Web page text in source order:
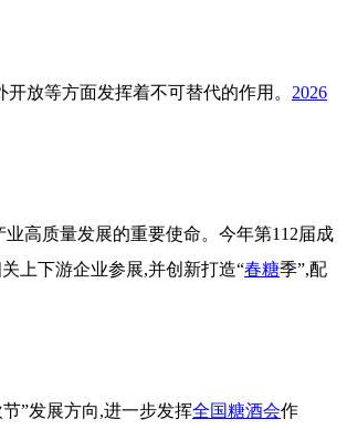
放等方面发挥着不可替代的作用。 2026
高质量发展的重要使命。今年第112届成
上下游企业参展,并创新打造“春糖季”,配
”发展方向,进一步发挥全国糖酒会作